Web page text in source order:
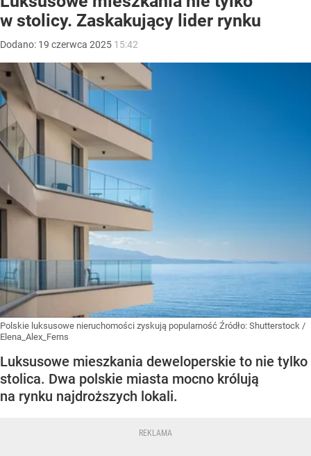
w stolicy. Zaskakujący lider rynku
Dodano: 19 czerwca 2025 15:42
Polskie luksusowe nieruchomości zyskują popularność Źródło: Shutterstock /
Elena_Alex_Ferns
Luksusowe mieszkania deweloperskie to nie tylko
stolica. Dwa polskie miasta mocno królują
na rynku najdroższych lokali.